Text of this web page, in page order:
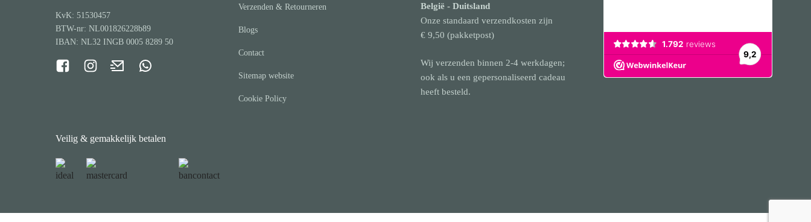
KvK: 51530457
BTW-nr: NL001826228b89
IBAN: NL32 INGB 0005 8289 50
Verzenden & Retourneren
Blogs
Contact
Sitemap website
Cookie Policy
België - Duitsland
Onze standaard verzendkosten zijn
€ 9,50 (pakketpost)
Wij verzenden binnen 2-4 werkdagen;
ook als u een gepersonaliseerd cadeau
heeft besteld.
Veilig & gemakkelijk betalen